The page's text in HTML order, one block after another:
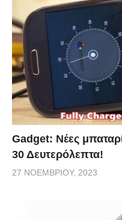
Gadget: Νέες
30 Δευτερόλεπτα!
27 ΝΟΕΜΒΡΊΟΥ, 2023